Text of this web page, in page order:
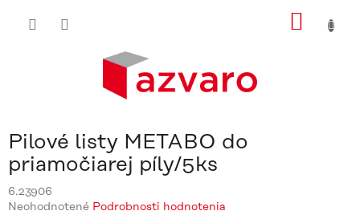
Pilové listy METABO do
priamočiarej píly/5ks
6.23906
Priemerné
Neohodnotené Podrobnosti hodnotenia